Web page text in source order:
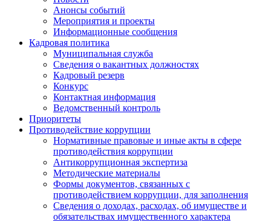
Анонсы событий
Мероприятия и проекты
Информационные сообщения
Кадровая политика
Муниципальная служба
Сведения о вакантных должностях
Кадровый резерв
Конкурс
Контактная информация
Ведомственный контроль
Приоритеты
Противодействие коррупции
Нормативные правовые и иные акты в сфере
противодействия коррупции
Антикоррупционная экспертиза
Методические материалы
Формы документов, связанных с
противодействием коррупции, для заполнения
Сведения о доходах, расходах, об имуществе и
обязательствах имущественного характера